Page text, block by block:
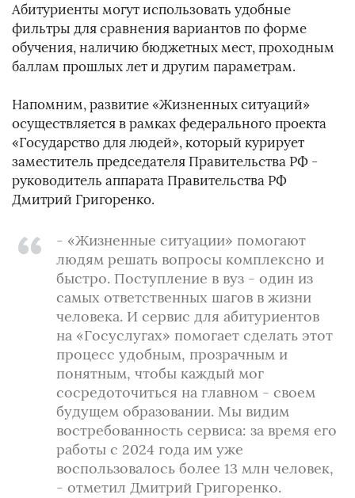
Абитуриенты могут использовать удобные
фильтры для сравнения вариантов по форме
обучения, наличию бюджетных мест, проходным
баллам прошлых лет и другим параметрам.
Напомним, развитие «Жизненных ситуаций»
осуществляется в рамках федерального проекта
«Государство для людей», который курирует
заместитель председателя Правительства РФ -
руководитель аппарата Правительства РФ
Дмитрий Григоренко.
- «Жизненные ситуации» помогают
людям решать вопросы комплексно и
быстро. Поступление в вуз - один из
самых ответственных шагов в жизни
человека. И сервис для абитуриентов
на «Госуслугах» помогает сделать этот
процесс удобным, прозрачным и
понятным, чтобы каждый мог
сосредоточиться на главном - своем
будущем образовании. Мы видим
востребованность сервиса: за время его
работы с 2024 года им уже
воспользовалось более 13 млн человек,
- отметил Дмитрий Григоренко.